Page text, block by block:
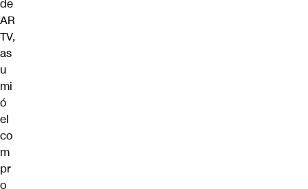
de
AR
TV,
as
u
mi
ó
el
co
m
pr
o